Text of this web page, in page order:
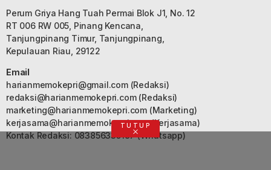
Perum Griya Hang Tuah Permai Blok J1, No. 12
RT 006 RW 005, Pinang Kencana,
Tanjungpinang Timur, Tanjungpinang,
Kepulauan Riau, 29122
Email
harianmemokepri@gmail.com(Redaksi)
redaksi@harianmemokepri.com(Redaksi)
marketing@harianmemokepri.com(Marketing)
kerjasama@harianmemokepri.com(Kerjasama)
Kontak Redaksi: 083856335187 (Whatsapp)
TUTUP